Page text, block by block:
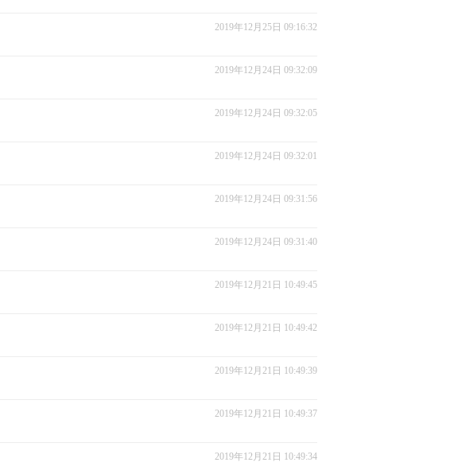
2019年12月25日 09:16:32
2019年12月24日 09:32:09
2019年12月24日 09:32:05
2019年12月24日 09:32:01
2019年12月24日 09:31:56
2019年12月24日 09:31:40
2019年12月21日 10:49:45
2019年12月21日 10:49:42
2019年12月21日 10:49:39
2019年12月21日 10:49:37
2019年12月21日 10:49:34